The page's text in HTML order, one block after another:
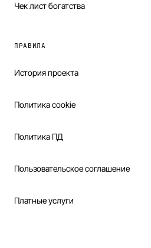
Чек лист богатства
ПРАВИЛА
История проекта
Политика cookie
Политика ПД
Пользовательское соглашение
Платные услуги